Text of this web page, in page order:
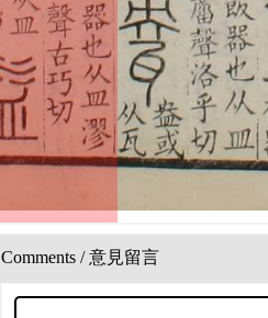
Comments / 意見留言